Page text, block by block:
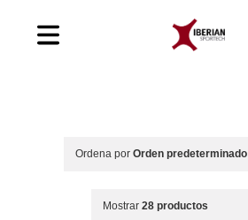
Toggle
Ordena por Orden predeterminado
Mostrar 28 productos